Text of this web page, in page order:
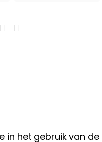
in het gebruik van